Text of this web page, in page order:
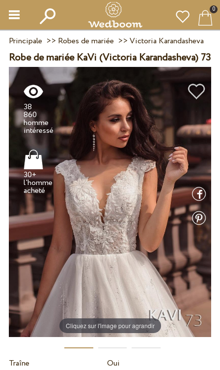
0
Principale >> Robes de mariée >> Victoria Karandasheva
Robe de mariée KaVi (Victoria Karandasheva) 73
Cliquez sur l'image pour agrandir
38
860
homme
30+
l'homme
Traîne
Oui